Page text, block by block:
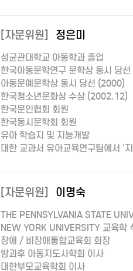
[자문위원] 정은미
성균관대학교 아동학과 졸업
한국아동문학연구 문학상 동시 당
아동문예문학상 동시 당선 (2000)
한국청소년문화상 수상 (2002.12)
한국문인협회 회원
한국동시문학회 회원
유아 학습지 및 지능개발
대한 교과서 유아교육연구팀에서 '
[자문위원] 이명숙
THE PENNSYLVANIA STATE
NEW YORK UNIVERSITY 교육학
장애 / 비장애통합교육회 회장
방과후 아동지도사학회 이사
대한부모교육학회 이사